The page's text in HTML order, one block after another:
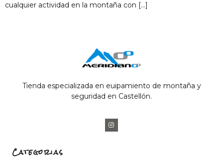
cualquier actividad en la montaña con […]
Tienda especializada en euipamiento de montaña y
seguridad en Castellón.
Categorias